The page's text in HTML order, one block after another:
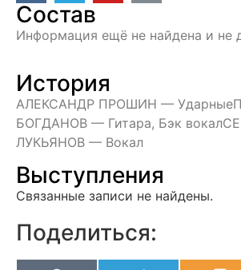
Состав
Информация ещё не найдена и не
История
АЛЕКСАНДР ПРОШИН —
БОГДАНОВ — Гитара, Бэк
ЛУКЬЯНОВ — Вокал
Выступления
Связанные записи не найдены.
Поделиться: